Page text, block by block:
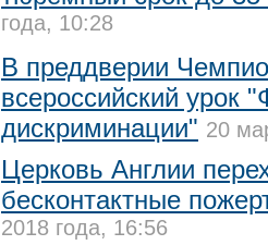
года, 10:28
В преддверии
всероссийский урок
дискриминации" 20
Церковь Англии
бесконтактные
2018 года, 16:56